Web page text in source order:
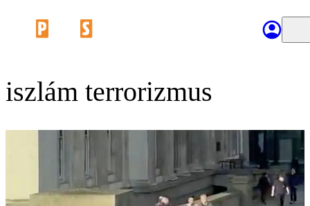
iszlám terrorizmus